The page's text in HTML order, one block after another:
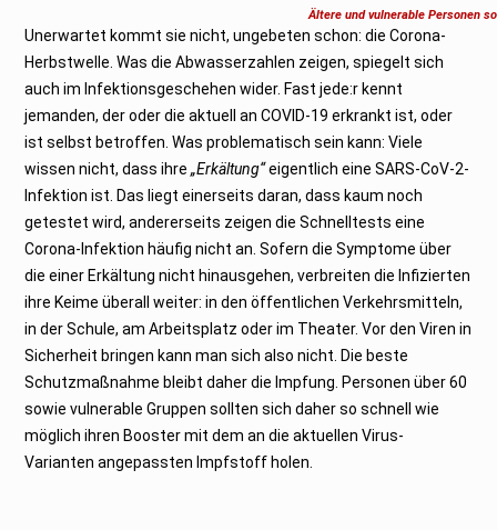
e
2
2
Ältere und vulnerable Personen
Unerwartet kommt sie nicht, ungebeten schon: die Corona-
Herbstwelle. Was die Abwasserzahlen zeigen, spiegelt sich
auch im Infektionsgeschehen wider. Fast jede:r kennt
jemanden, der oder die aktuell an COVID-19 erkrankt ist, oder
ist selbst betroffen. Was problematisch sein kann: Viele
wissen nicht, dass ihre„Erkältung“eigentlich eine SARS-CoV-2-
Infektion ist. Das liegt einerseits daran, dass kaum noch
getestet wird, andererseits zeigen die Schnelltests eine
Corona-Infektion häufig nicht an. Sofern die Symptome über
die einer Erkältung nicht hinausgehen, verbreiten die Infizierten
ihre Keime überall weiter: in den öffentlichen Verkehrsmitteln,
in der Schule, am Arbeitsplatz oder im Theater. Vor den Viren in
Sicherheit bringen kann man sich also nicht. Die beste
Schutzmaßnahme bleibt daher die Impfung. Personen über 60
sowie vulnerable Gruppen sollten sich daher so schnell wie
möglich ihren Booster mit dem an die aktuellen Virus-
Varianten angepassten Impfstoff holen.